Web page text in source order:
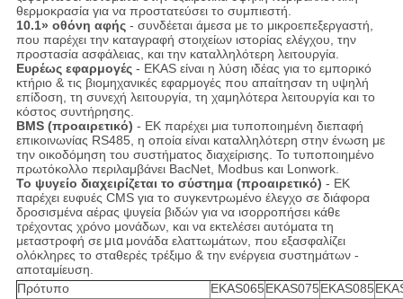
θερμοκρασία για να προστατεύσει το συμπιεστή.
10.1» οθόνη αφής- συνδέεται άμεσα με το μικροεπεξεργαστή,
που παρέχει την καταγραφή στοιχείων ιστορίας ελέγχου, την
προστασία ασφάλειας, και την καταλληλότερη λειτουργία.
Ευρέως εφαρμογές- EKAS είναι η λύση ιδέας για το εμπορικό
κτήριο & τις βιομηχανικές εφαρμογές που απαίτησαν τη υψηλή
επίδοση, τη συνεχή λειτουργία, τη χαμηλότερα λειτουργία και το
κόστος συντήρησης.
BMS (προαιρετικό) - EK παρέχει μια τυποποιημένη διεπαφή
επικοινωνίας RS485, η οποία είναι καταλληλότερη στην ένωση με
την οικοδόμηση του συστήματος διαχείρισης. Το τυποποιημένο
πρωτόκολλο περιλαμβάνει BacNet, Modbus και Lonwork.
Το ψυγείο διαχειρίζεται το σύστημα (προαιρετικό) - EK
παρέχει ευφυές CMS για το συγκεντρωμένο έλεγχο σε διάφορα
δροσισμένα αέρας ψυγεία βιδών για να ισορροπήσει κάθε
τρέχοντας χρόνο μονάδων, και να εκτελέσει αυτόματα τη
μεταστροφή σεμια μονάδα ελαττωμάτων, που εξασφαλίζει
ολόκληρες το σταθερές τρέξιμο & την ενέργεια συστημάτων -
αποταμίευση.
Πρότυπο
EKAS065EKAS075EKAS085